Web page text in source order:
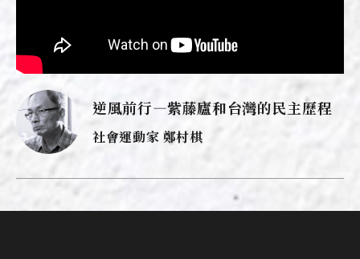
逆風前行—紫藤廬和台灣的民主歷程
社會運動家 鄭村棋